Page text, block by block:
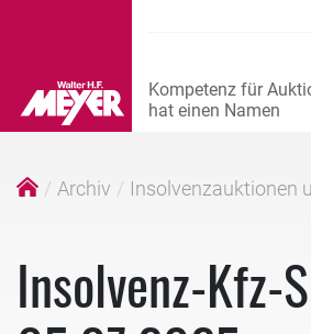
Archiv Insolvenzauktionen
Insolvenz-Kfz-